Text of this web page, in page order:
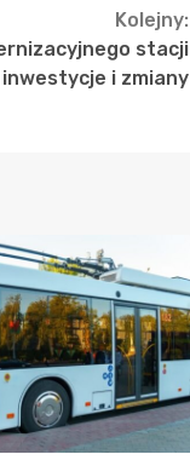
Kolejny:
stacji
i zmiany